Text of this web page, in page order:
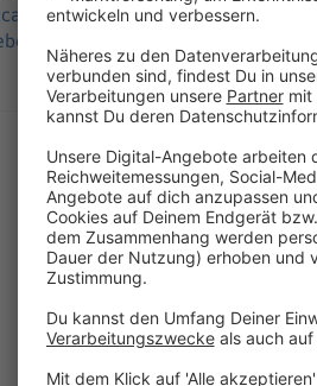
Mitarbeitern als Nachfolger
sicher bleibe, schrieb die «New